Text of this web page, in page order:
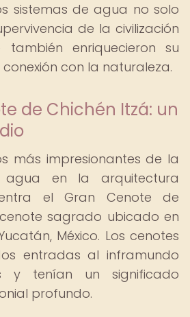
sistemas de agua no solo
de la civilización
enriquecieron su
con la naturaleza.
de Chichén Itzá: un
más impresionantes de la
agua en la arquitectura
el Gran Cenote de
sagrado ubicado en
México. Los cenotes
entradas al inframundo
y tenían un significado
profundo.